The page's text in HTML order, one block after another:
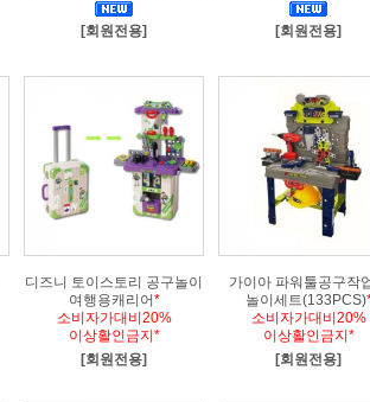
[회원전용] [회원전용]
디즈니 토이스토리 공구놀이
여행용캐리어*
소비자가대비20%
이상활인금지*
[회원전용]
가이아 파워툴공구작
놀이세트(133PCS)
소비자가대비20%
이상활인금지*
[회원전용]